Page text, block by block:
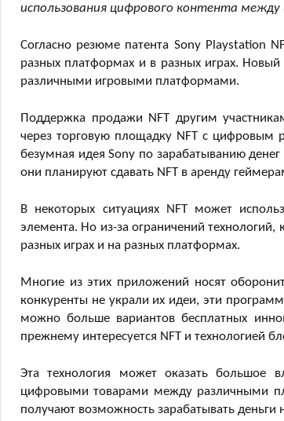
использования цифрового контента
Согласно резюме патента Sony Playstation
разных платформах и в разных играх.
различными игровыми платформами.
Поддержка продажи NFT другим
через торговую площадку NFT с цифровым
безумная идея Sony по зарабатыванию
они планируют сдавать NFT в аренду
В некоторых ситуациях NFT может
элемента. Но из-за ограничений технологий,
разных играх и на разных платформах.
‌Многие из этих приложений носят
конкуренты не украли их идеи, эти
можно больше вариантов бесплатных
прежнему интересуется NFT и технологией
Эта технология может оказать большое
цифровыми товарами между различными
получают возможность зарабатывать деньги